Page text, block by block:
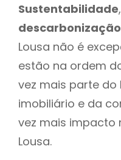
Sustentabilidade,
descarbonização
Lousa não é
estão na ordem
vez mais parte do
imobiliário e da
vez mais impacto
Lousa.